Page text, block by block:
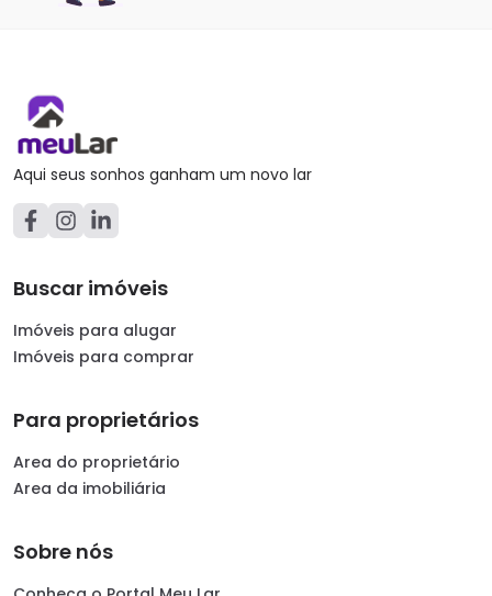
Aqui seus sonhos ganham um novo lar
Buscar imóveis
Imóveis para alugar
Imóveis para comprar
Para proprietários
Area do proprietário
Area da imobiliária
Sobre nós